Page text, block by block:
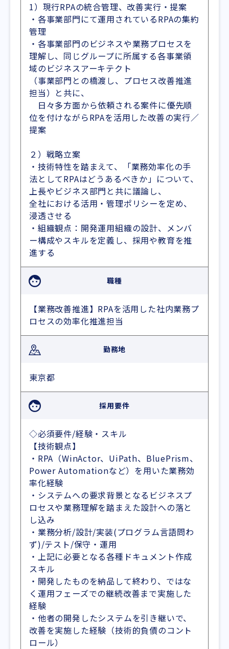
1）現行RPAの統合管理、改善実行・提案
・各事業部門にて運用されているRPAの集約
管理
・各事業部門のビジネスや業務プロセスを
理解し、同じグループに所属する各事業領
域のビジネスアーキテクト
（事業部門との橋渡し、プロセス改善推進
担当）と共に、
日々多方面から依頼される案件に優先順
位を付けながらRPAを活用した改善の実行／
提案
２）戦略立案
・技術特性を踏まえて、「業務効率化の手
法としてRPAはどうあるべきか」について、
上長やビジネス部門と共に議論し、
全社における活用・管理ポリシーを定め、
浸透させる
・組織観点：開発運用組織の設計、メンバ
ー構成やスキルを定義し、採用や教育を推
進する
職種
【業務改善推進】RPAを活用した社内業務プ
ロセスの効率化推進担当
勤務地
東京都
採用要件
◇必須要件/経験・スキル
【技術観点】
・RPA（WinActor、UiPath、BluePrism、
Power Automationなど）を用いた業務効
率化経験
・システムへの要求背景となるビジネスプ
ロセスや業務理解を踏まえた設計への落と
し込み
・業務分析/設計/実装(プログラム言語問わ
ず)/テスト/保守・運用
・上記に必要となる各種ドキュメント作成
スキル
・開発したものを納品して終わり、ではな
く運用フェーズでの継続改善まで実施した
経験
・他者の開発したシステムを引き継いで、
改善を実施した経験（技術的負債のコント
ロール）